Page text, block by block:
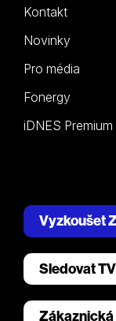
Kontakt
Novinky
Pro média
Fonergy
iDNES Premium
Vyzkoušet
Sledovat TV
Zákaznická